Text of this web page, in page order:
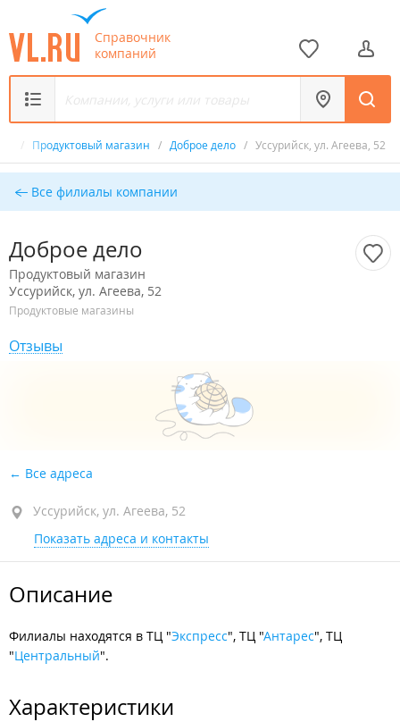
Справочник
компаний
/ Продуктовый магазин / Доброе дело / Уссурийск, ул. Агеева, 52
Все филиалы компании
Доброе дело
Продуктовый магазин
Уссурийск, ул. Агеева, 52
Продуктовые магазины
Отзывы
Все адреса
Уссурийск, ул. Агеева, 52
Показать адреса и контакты
Описание
Филиалы находятся в ТЦ "Экспресс", ТЦ "Антарес", ТЦ
"Центральный".
Характеристики